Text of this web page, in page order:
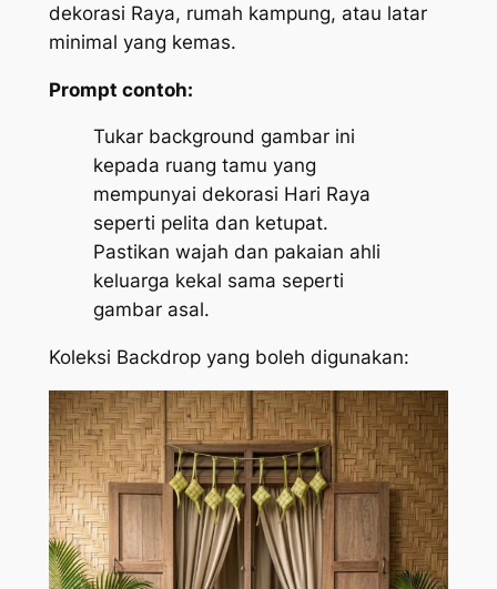
dekorasi Raya, rumah kampung, atau latar
minimal yang kemas.
Prompt contoh:
Tukar background gambar ini
kepada ruang tamu yang
mempunyai dekorasi Hari Raya
seperti pelita dan ketupat.
Pastikan wajah dan pakaian ahli
keluarga kekal sama seperti
gambar asal.
Koleksi Backdrop yang boleh digunakan: